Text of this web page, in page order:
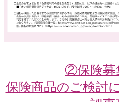
②保険募
保険商品のご検討